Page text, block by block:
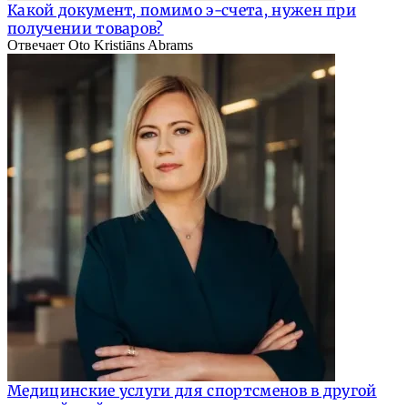
Какой документ, помимо э-счета, нужен при
получении товаров?
Отвечает Oto Kristiāns Abrams
Медицинские услуги для спортсменов в другой